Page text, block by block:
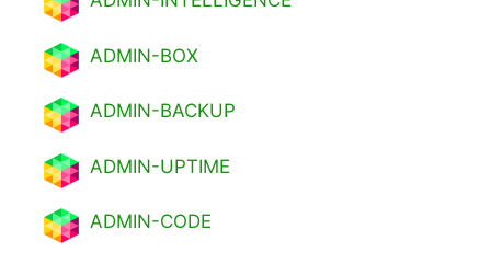
ADMIN-BOX
ADMIN-BACKUP
ADMIN-UPTIME
ADMIN-CODE